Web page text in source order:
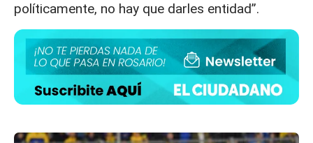
políticamente, no hay que darles entidad”.